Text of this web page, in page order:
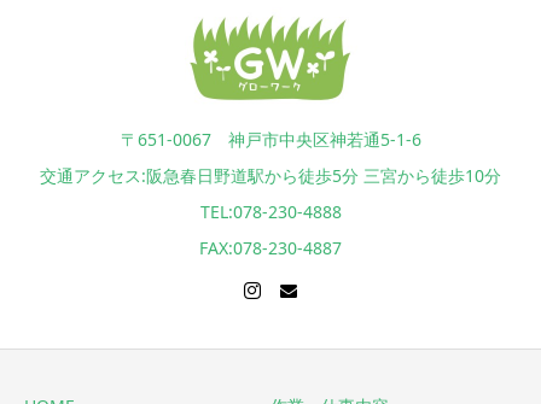
〒651-0067 神戸市中央区神若通5-1-6
交通アクセス:阪急春日野道駅から徒歩5分 三宮から徒歩10分
TEL:078-230-4888
FAX:078-230-4887